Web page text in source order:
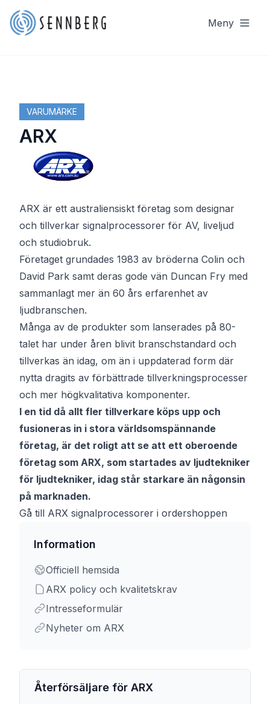
Meny
VARUMÄRKE
ARX
ARX är ett australiensiskt företag som designar
och tillverkar signalprocessorer för AV, liveljud
och studiobruk.
Företaget grundades 1983 av bröderna Colin och
David Park samt deras gode vän Duncan Fry med
sammanlagt mer än 60 års erfarenhet av
ljudbranschen.
Många av de produkter som lanserades på 80-
talet har under åren blivit branschstandard och
tillverkas än idag, om än i uppdaterad form där
nytta dragits av förbättrade tillverkningsprocesser
och mer högkvalitativa komponenter.
I en tid då allt fler tillverkare köps upp och
fusioneras in i stora världsomspännande
företag, är det roligt att se att ett oberoende
företag som ARX, som startades av ljudtekniker
för ljudtekniker, idag står starkare än någonsin
på marknaden.
Gå till ARX signalprocessorer i ordershoppen
Information
Officiell hemsida
ARX policy och kvalitetskrav
Intresseformulär
Nyheter om ARX
Återförsäljare för ARX